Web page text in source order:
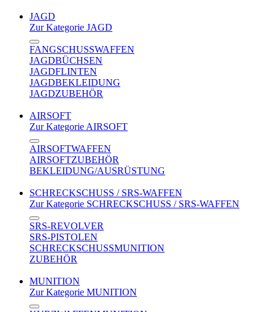
JAGD
Zur Kategorie JAGD
FANGSCHUSSWAFFEN
JAGDBÜCHSEN
JAGDFLINTEN
JAGDBEKLEIDUNG
JAGDZUBEHÖR
AIRSOFT
Zur Kategorie AIRSOFT
AIRSOFTWAFFEN
AIRSOFTZUBEHÖR
BEKLEIDUNG/AUSRÜSTUNG
SCHRECKSCHUSS / SRS-WAFFEN
Zur Kategorie SCHRECKSCHUSS / SRS-WAFFEN
SRS-REVOLVER
SRS-PISTOLEN
SCHRECKSCHUSSMUNITION
ZUBEHÖR
MUNITION
Zur Kategorie MUNITION